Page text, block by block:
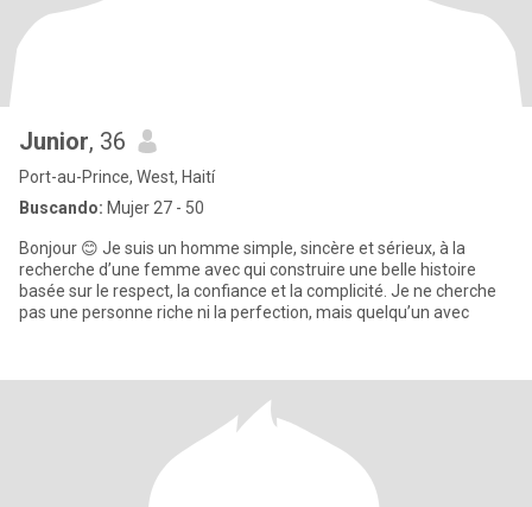
Junior, 36
Port-au-Prince, West, Haití
Buscando: Mujer 27 - 50
Bonjour 😊 Je suis un homme simple, sincère et sérieux, à la
recherche d’une femme avec qui construire une belle histoire
basée sur le respect, la confiance et la complicité. Je ne cherche
pas une personne riche ni la perfection, mais quelqu’un avec